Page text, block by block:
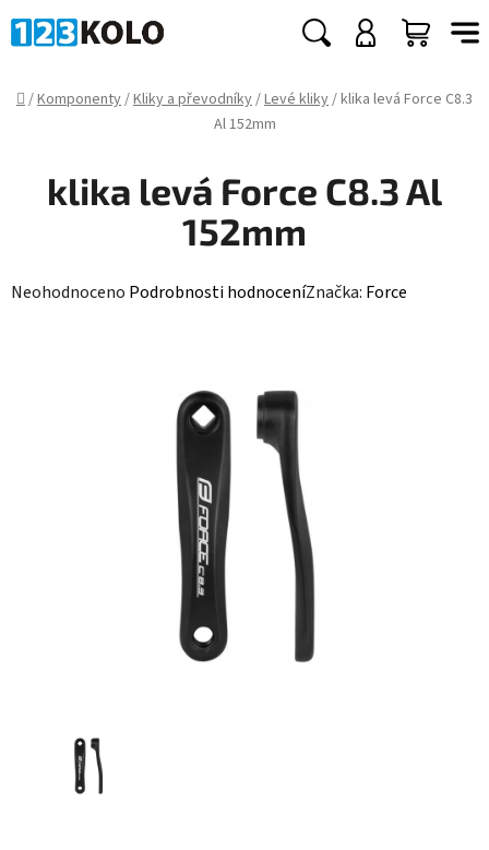
na
Hledat
KOŠÍK
Domů
/Komponenty/Kliky a převodníky/Levé kliky/klika levá Force C8.3
Al 152mm
klika levá Force C8.3 Al
152mm
Průměrné
Neohodnoceno Podrobnosti hodnoceníZnačka: Force